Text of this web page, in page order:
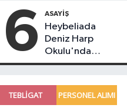
tahliye edildi!
6 ASAYIŞ
Heybeliada
Deniz Harp
Okulu'nda
korkutan yangın!
müdahale devam
ediyor